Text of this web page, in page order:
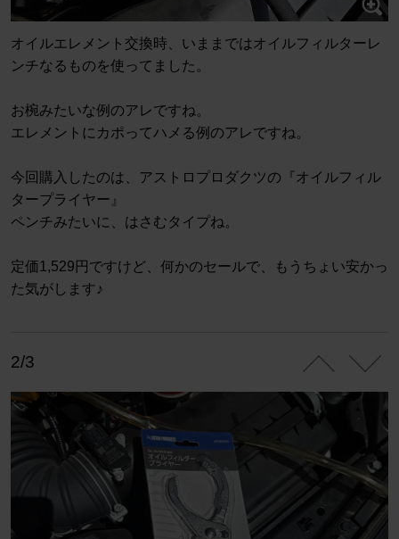
オイルエレメント交換時、いままではオイルフィルターレ
ンチなるものを使ってました。
お椀みたいな例のアレですね。
エレメントにカポってハメる例のアレですね。
今回購入したのは、アストロプロダクツの『オイルフィル
タープライヤー』
ペンチみたいに、はさむタイプね。
定価1,529円ですけど、何かのセールで、もうちょい安かっ
た気がします♪
2/3